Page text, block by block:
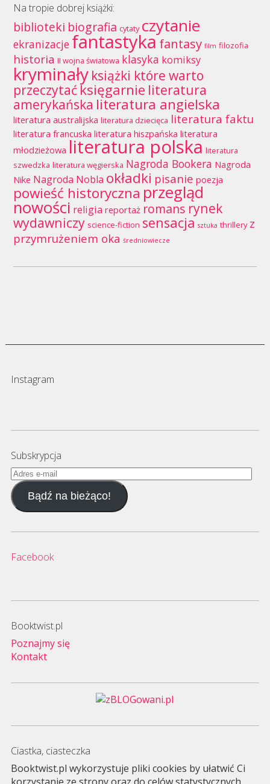
Na tropie dobrej książki:
biblioteki biografia cytaty czytanie
ekranizacje fantastykafantasy film filozofia
historia II wojna światowa klasyka komiksy
kryminały książki które warto
przeczytaćksięgarnie literatura
amerykańska literatura angielska
literatura australijska literatura dziecięca literatura faktu
literatura francuska literatura hiszpańska literatura
młodzieżowa literatura polska literatura
szwedzka literatura węgierska Nagroda Bookera Nagroda
Nike Nagroda Nobla okładki pisanie poezja
powieść historyczna przegląd
nowości religia reportaż romans rynek
wydawniczy science-fiction sensacja sztuka thrillery z
przymrużeniem oka średniowiecze
Instagram
Subskrypcja
Adres
e-
mailBądź na bieżąco!
Facebook
Booktwist.pl
Poznajmy się
Kontakt
Ciastka, ciasteczka
Booktwist.pl wykorzystuje pliki cookies by ułatwić Ci
korzystanie ze strony oraz do celów statystycznych